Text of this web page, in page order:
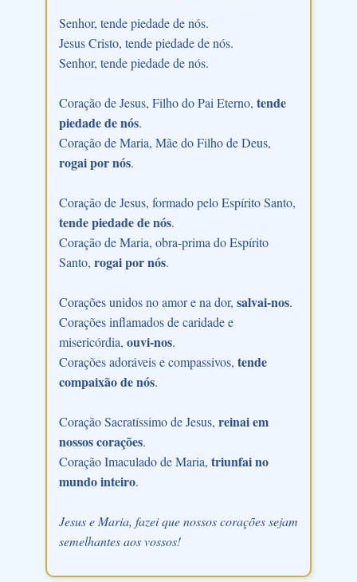
Senhor, tende piedade de nós.
Jesus Cristo, tende piedade de nós.
Senhor, tende piedade de nós.
Coração de Jesus, Filho do Pai Eterno, tende
piedade de nós.
Coração de Maria, Mãe do Filho de Deus,
rogai por nós.
Coração de Jesus, formado pelo Espírito Santo,
tende piedade de nós.
Coração de Maria, obra-prima do Espírito
Santo, rogai por nós.
Corações unidos no amor e na dor, salvai-nos.
Corações inflamados de caridade e
misericórdia, ouvi-nos.
Corações adoráveis e compassivos, tende
compaixão de nós.
Coração Sacratíssimo de Jesus, reinai em
nossos corações.
Coração Imaculado de Maria, triunfai no
mundo inteiro.
Jesus e Maria, fazei que nossos corações sejam
semelhantes aos vossos!